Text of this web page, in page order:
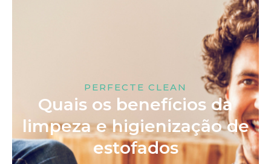
PERFECTE CLEAN
Quais os benefícios da
limpeza e higienização de
estofados